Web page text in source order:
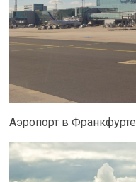
Аэропорт в Франкфурте